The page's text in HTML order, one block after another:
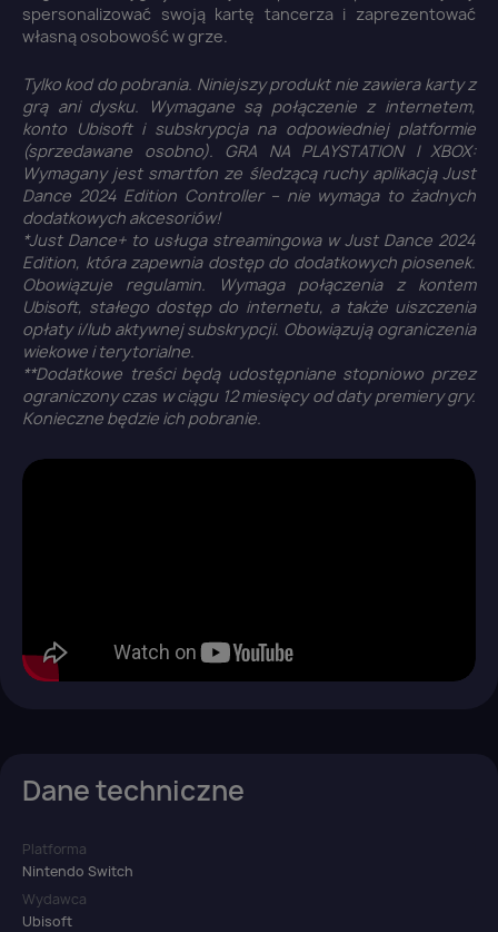
spersonalizować swoją kartę tancerza i zaprezentować
własną osobowość w grze.
Tylko kod do pobrania. Niniejszy produkt nie zawiera karty z
grą ani dysku. Wymagane są połączenie z internetem,
konto Ubisoft i subskrypcja na odpowiedniej platformie
(sprzedawane osobno). GRA NA PLAYSTATION I XBOX:
Wymagany jest smartfon ze śledzącą ruchy aplikacją Just
Dance 2024 Edition Controller – nie wymaga to żadnych
dodatkowych akcesoriów!
*Just Dance+ to usługa streamingowa w Just Dance 2024
Edition, która zapewnia dostęp do dodatkowych piosenek.
Obowiązuje regulamin. Wymaga połączenia z kontem
Ubisoft, stałego dostęp do internetu, a także uiszczenia
opłaty i/lub aktywnej subskrypcji. Obowiązują ograniczenia
wiekowe i terytorialne.
**Dodatkowe treści będą udostępniane stopniowo przez
ograniczony czas w ciągu 12 miesięcy od daty premiery gry.
Konieczne będzie ich pobranie.
Dane techniczne
Platforma
Nintendo Switch
Wydawca
Ubisoft
Anuluj Zaloguj się